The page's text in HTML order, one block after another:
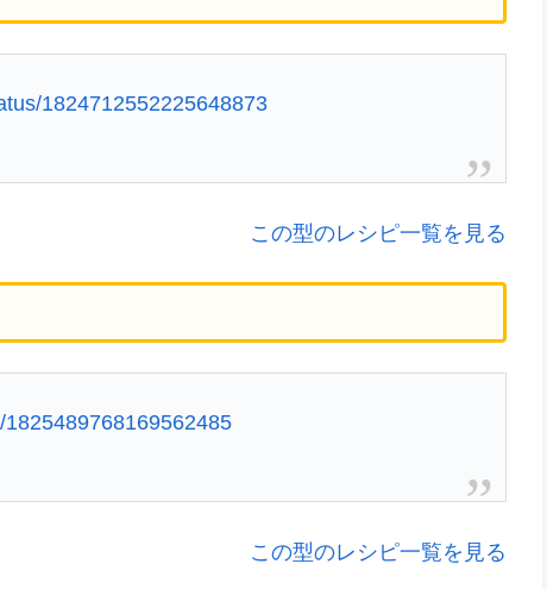
1824712552225648873
この型のレシピ一覧を見る
この型のレシピ一覧を見る